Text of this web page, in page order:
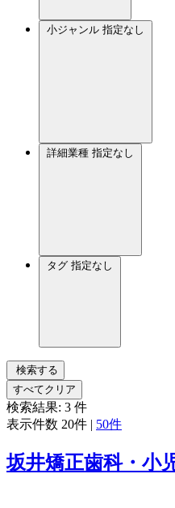
小ジャンル 指定なし
詳細業種 指定なし
タグ 指定なし
検索する
すべてクリア
検索結果: 3 件
表示件数 20件 | 50件
坂井矯正歯科・小